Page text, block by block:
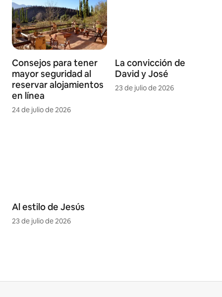
Consejos para tener
mayor seguridad al
reservar alojamientos
en línea
24 de julio de 2026
La convicción de
David y José
23 de julio de 2026
Al estilo de Jesús
23 de julio de 2026